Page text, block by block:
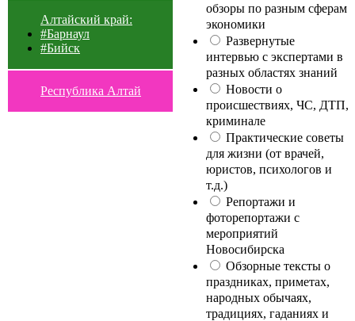
Алтайский край:
#Барнаул
#Бийск
Республика Алтай
обзоры по разным сферам
экономики
Развернутые
интервью с экспертами в
разных областях знаний
Новости о
происшествиях, ЧС, ДТП,
криминале
Практические советы
для жизни (от врачей,
юристов, психологов и
т.д.)
Репортажи и
фоторепортажи с
мероприятий
Новосибирска
Обзорные тексты о
праздниках, приметах,
народных обычаях,
традициях, гаданиях и